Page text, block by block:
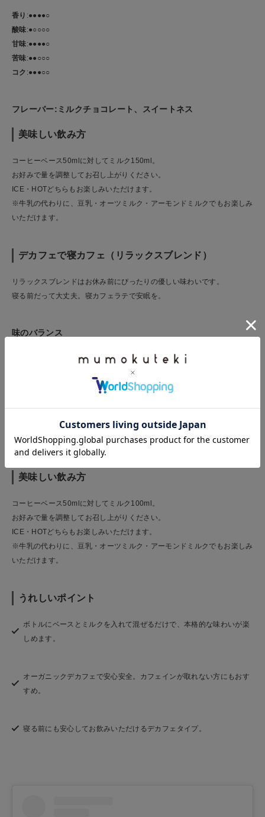
香り :●●●●○
酸味:●○○○○
甘味:●●●●○
苦味:●●○○○
コク :●●●○○
フレーバー:ミルクチョコレート、スイートネス
美味しい飲み方
コーヒーベース50mlに対してミルク150ml。
お好みで量を調整してお召し上がりください。
ICE・HOTどちらもお楽しみいただけます。
※牛乳の代わりに、豆乳・オーツミルク・アーモンドミルクでもお楽しみ
いただけます。
デカフェで寝カフェ（リラックスブレンド）
リラックスブレンドはお休み前にぴったりの優しい味わいです。
寝る前だって大丈夫。寝カフェラテで安眠を。
味のバランス
フレーバー:ミルクチョコレート、程よい苦みと甘味
美味しい飲み方
コーヒーベース50mlに対してミルク100ml。
お好みで量を調整してお召し上がりください。
ICE・HOTどちらもお楽しみいただけます。
※牛乳の代わりに、豆乳・オーツミルク・アーモンドミルクでもお楽しみ
いただけます。
うれしいポイント
ボトルにベースとミルクを入れて混ぜるだけで、本格的な味わいが楽
しめます。
オーガニックデカフェで安心安全。カフェインが取れない方にもおす
すめ。
寝る前にも安心してお飲みいただけるデカフェタイプ。